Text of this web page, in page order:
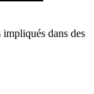
dans des